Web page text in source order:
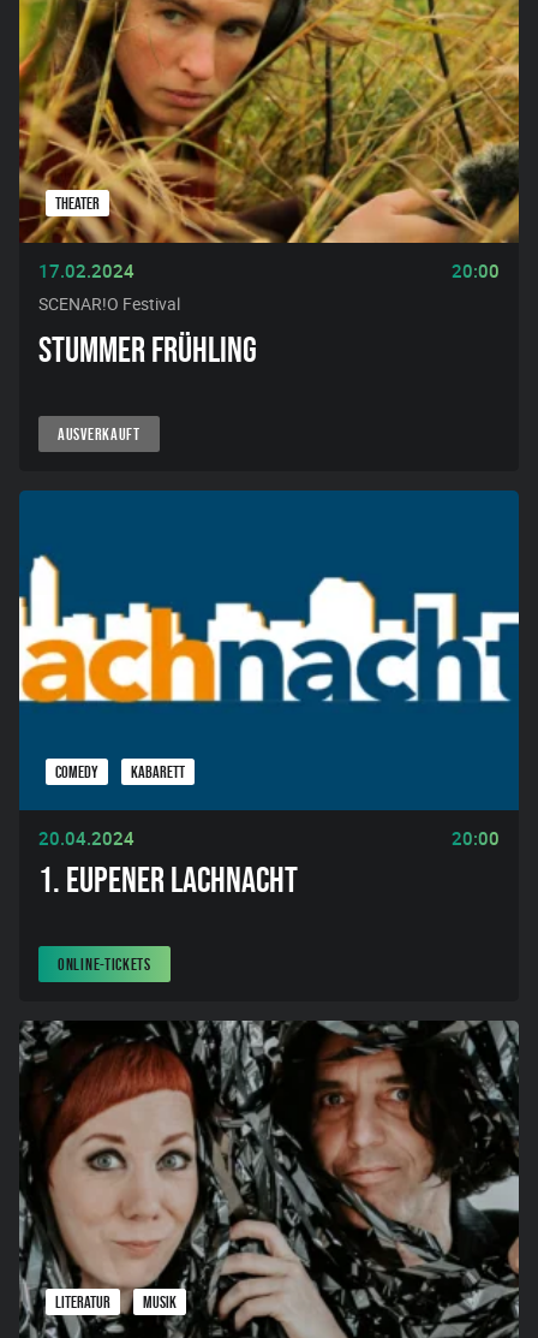
THEATER
17.02.2024 20:00
SCENAR!O Festival
STUMMER FRÜHLING
AUSVERKAUFT
COMEDY KABARETT
20.04.2024 20:00
1. EUPENER LACHNACHT
ONLINE-TICKETS
LITERATUR MUSIK